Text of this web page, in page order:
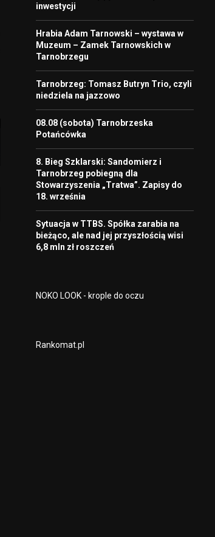
inwestycji
Hrabia Adam Tarnowski – wystawa w
Muzeum – Zamek Tarnowskich w
Tarnobrzegu
Tarnobrzeg: Tomasz Butryn Trio, czyli
niedziela na jazzowo
08.08 (sobota) Tarnobrzeska
Potańcówka
8. Bieg Szklarski: Sandomierz i
Tarnobrzeg pobiegną dla
Stowarzyszenia „Tratwa”. Zapisy do
18. września
Sytuacja w TTBS. Spółka zarabia na
bieżąco, ale nad jej przyszłością wisi
6,8 mln zł roszczeń
NOKO LOOK - krople do oczu
Rankomat.pl